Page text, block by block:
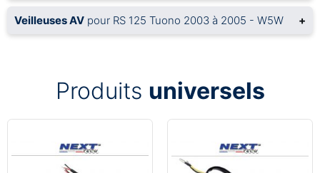
Veilleuses AV pour RS 125 Tuono 2003 à 2005 - W5W +
Produits universels